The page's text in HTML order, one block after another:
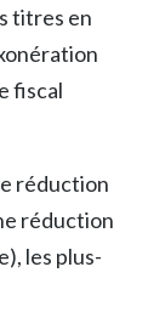
titres en
fiscal
réduction
réduction
les plus-